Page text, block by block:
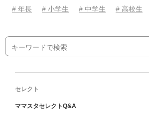
# 年長
# 小学生 # 中学生 # 高校生
セレクト
ママスタセレクトQ&A